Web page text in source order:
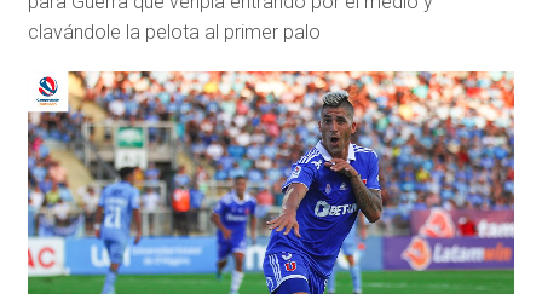
clavándole la pelota al primer palo